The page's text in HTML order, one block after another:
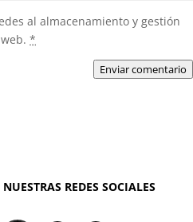
al almacenamiento y gestión
*
Enviar comentario
REDES SOCIALES